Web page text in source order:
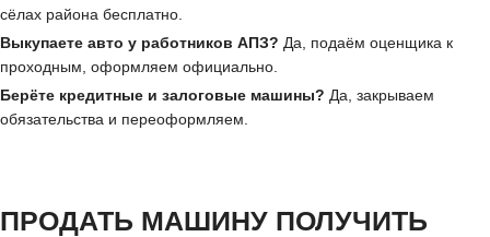
сёлах района бесплатно.
Выкупаете авто у работников АПЗ? Да, подаём оценщика к
проходным, оформляем официально.
Берёте кредитные и залоговые машины? Да, закрываем
обязательства и переоформляем.
ПРОДАТЬ МАШИНУ ПОЛУЧИТЬ